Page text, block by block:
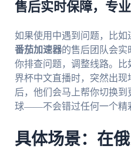
售后实时保障，专
如果使用中遇到问题，比如
番茄加速器的售后团队会实
你排查问题，调整线路。
界杯中文直播时，突然出
后，他们会马上帮你切换
球——不会错过任何一个精
具体场景：在